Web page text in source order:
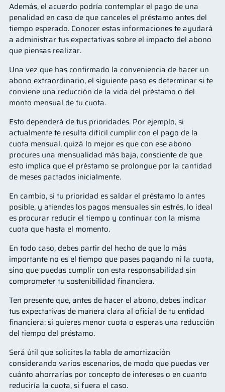
Además, el acuerdo podría contemplar el pago de una
penalidad en caso de que canceles el préstamo antes del
tiempo esperado. Conocer estas informaciones te ayudará
a administrar tus expectativas sobre el impacto del abono
que piensas realizar.
Una vez que has confirmado la conveniencia de hacer un
abono extraordinario, el siguiente paso es determinar si te
conviene una reducción de la vida del préstamo o del
monto mensual de tu cuota.
Esto dependerá de tus prioridades. Por ejemplo, si
actualmente te resulta difícil cumplir con el pago de la
cuota mensual, quizá lo mejor es que con ese abono
procures una mensualidad más baja, consciente de que
esto implica que el préstamo se prolongue por la cantidad
de meses pactados inicialmente.
En cambio, si tu prioridad es saldar el préstamo lo antes
posible, y atiendes los pagos mensuales sin estrés, lo ideal
es procurar reducir el tiempo y continuar con la misma
cuota que hasta el momento.
En todo caso, debes partir del hecho de que lo más
importante no es el tiempo que pases pagando ni la cuota,
sino que puedas cumplir con esta responsabilidad sin
comprometer tu sostenibilidad financiera.
Ten presente que, antes de hacer el abono, debes indicar
tus expectativas de manera clara al oficial de tu entidad
financiera: si quieres menor cuota o esperas una reducción
del tiempo del préstamo.
Será útil que solicites la tabla de amortización
considerando varios escenarios, de modo que puedas ver
cuánto ahorrarías por concepto de intereses o en cuanto
reduciría la cuota, si fuera el caso.